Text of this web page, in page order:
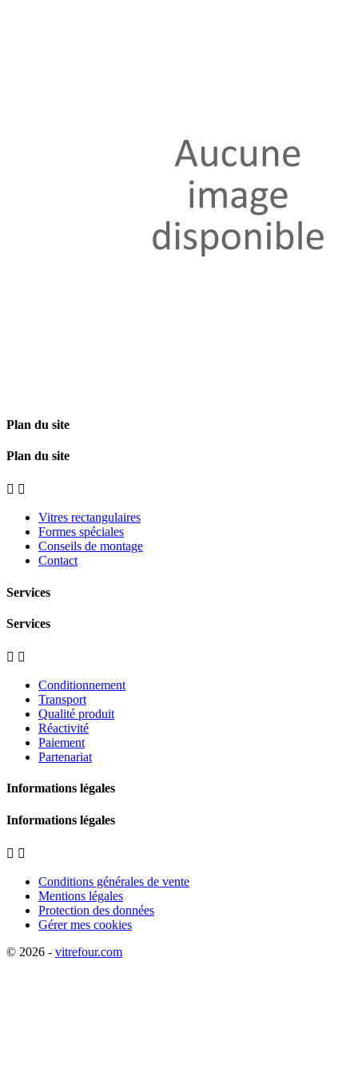
Plan du site
Plan du site
 
Vitres rectangulaires
Formes spéciales
Conseils de montage
Contact
Services
Services
 
Conditionnement
Transport
Qualité produit
Réactivité
Paiement
Partenariat
Informations légales
Informations légales
 
Conditions générales de vente
Mentions légales
Protection des données
Gérer mes cookies
© 2026 - vitrefour.com